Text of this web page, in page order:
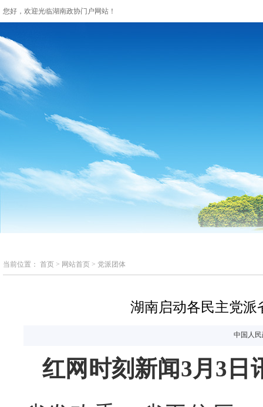
您好，欢迎光临湖南政协门户网站！
当前位置： 首页 > 网站首页 > 党派团体
湖南启动各民主党派
中国人
红网时刻新闻3月3日